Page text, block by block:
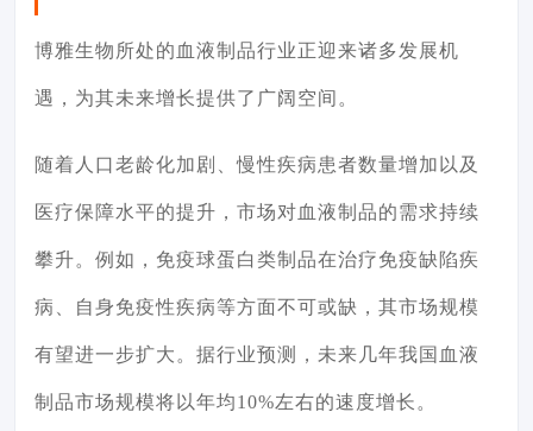
博雅生物所处的血液制品行业正迎来诸多发展机
遇，为其未来增长提供了广阔空间。
随着人口老龄化加剧、慢性疾病患者数量增加以及
医疗保障水平的提升，市场对血液制品的需求持续
攀升。例如，免疫球蛋白类制品在治疗免疫缺陷疾
病、自身免疫性疾病等方面不可或缺，其市场规模
有望进一步扩大。据行业预测，未来几年我国血液
制品市场规模将以年均10%左右的速度增长。